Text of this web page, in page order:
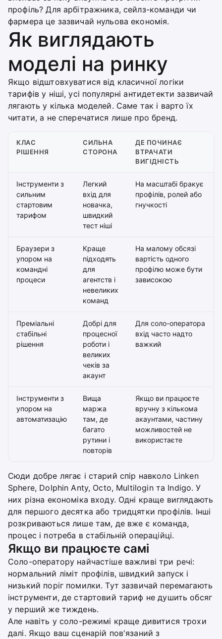
профіль? Для арбітражника, сейлз-команди чи
фармера це зазвичай нульова економія.
Як виглядають
моделі на ринку
Якщо відштовхуватися від класичної логіки
тарифів у ніші, усі популярні антидетекти зазвичай
лягають у кілька моделей. Саме так і варто їх
читати, а не сперечатися лише про бренд.
КЛАС
РІШЕННЯ
СИЛЬНА
СТОРОНА
ДЕ ПОЧИНАЄ
ВТРАЧАТИ
ВИГІДНІСТЬ
Інструменти з
сильним
стартовим
тарифом
Легкий
вхід для
новачка,
швидкий
тест ніші
На масштабі бракує
профілів, ролей або
гнучкості
Браузери з
упором на
командні
процеси
Краще
підходять
для
агентств і
невеликих
команд
На малому обсязі
вартість одного
профілю може бути
зависокою
Преміальні
стабільні
рішення
Добрі для
процесної
роботи і
великих
чеків за
акаунт
Для соло-оператора
вхід часто надто
важкий
Інструменти з
упором на
автоматизацію
Вища
маржа
там, де
багато
рутини і
повторів
Якщо ви працюєте
вручну з кількома
акаунтами, частину
можливостей не
використаєте
Сюди добре лягає і старий спір навколо Linken
Sphere, Dolphin Anty, Octo, Multilogin та Indigo. У
них різна економіка входу. Одні краще виглядають
для першого десятка або тридцятки профілів. Інші
розкриваються лише там, де вже є команда,
процес і потреба в стабільній операційці.
Якщо ви працюєте самі
Соло-оператору найчастіше важливі три речі:
нормальний ліміт профілів, швидкий запуск і
низький поріг помилки. Тут зазвичай перемагають
інструменти, де стартовий тариф не душить обсяг
у перший же тиждень.
Але навіть у соло-режимі краще дивитися трохи
далі. Якщо ваш сценарій пов'язаний з